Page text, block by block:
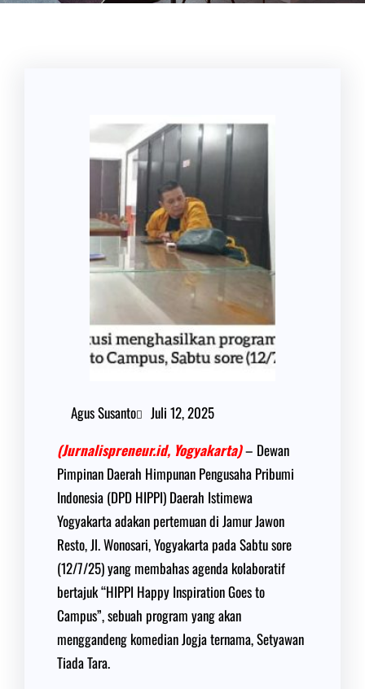
Agus Susanto
Juli 12, 2025
(Jurnalispreneur.id, Yogyakarta)– Dewan
Pimpinan Daerah Himpunan Pengusaha Pribumi
Indonesia (DPD HIPPI) Daerah Istimewa
Yogyakarta adakan pertemuan di Jamur Jawon
Resto, Jl. Wonosari, Yogyakarta pada Sabtu sore
(12/7/25) yang membahas agenda kolaboratif
bertajuk “HIPPI Happy Inspiration Goes to
Campus”, sebuah program yang akan
menggandeng komedian Jogja ternama, Setyawan
Tiada Tara.